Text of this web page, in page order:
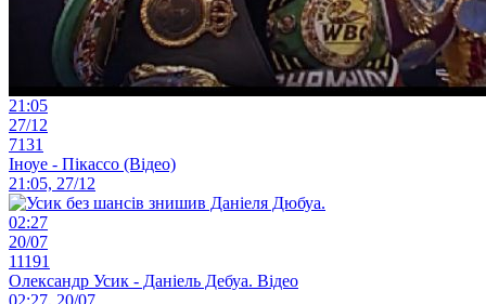
21:05
27/12
7131
Іноуе - Пікассо (Відео)
21:05, 27/12
02:27
20/07
11191
Олександр Усик - Даніель Дебуа. Відео
02:27, 20/07